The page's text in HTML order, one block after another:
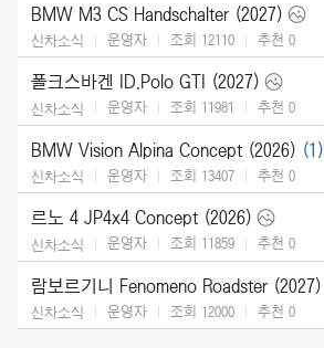
BMW M3 CS Handschalter (2027)
신차소식 운영자 조회 12110 추천 0
폴크스바겐 ID.Polo GTI (2027)
신차소식 운영자 조회 11981 추천 0
BMW Vision Alpina Concept (2026) (1)
신차소식 운영자 조회 13407 추천 0
르노 4 JP4x4 Concept (2026)
신차소식 운영자 조회 11859 추천 0
람보르기니 Fenomeno Roadster (2027)
신차소식 운영자 조회 12000 추천 0